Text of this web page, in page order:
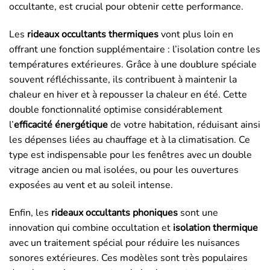
occultante, est crucial pour obtenir cette performance.
Les rideaux occultants thermiquesvont plus loin en
offrant une fonction supplémentaire : l’isolation contre les
températures extérieures. Grâce à une doublure spéciale
souvent réfléchissante, ils contribuent à maintenir la
chaleur en hiver et à repousser la chaleur en été. Cette
double fonctionnalité optimise considérablement
l’efficacité énergétiquede votre habitation, réduisant ainsi
les dépenses liées au chauffage et à la climatisation. Ce
type est indispensable pour les fenêtres avec un double
vitrage ancien ou mal isolées, ou pour les ouvertures
exposées au vent et au soleil intense.
Enfin, les rideaux occultants phoniques sont une
innovation qui combine occultation et isolation thermique
avec un traitement spécial pour réduire les nuisances
sonores extérieures. Ces modèles sont très populaires